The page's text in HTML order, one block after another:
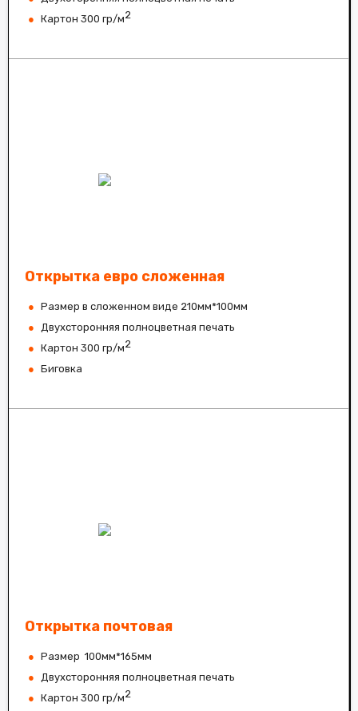
Картон 300 гр/м2
Открытка евро сложенная
Размер в сложенном виде 210мм*100мм
Двухсторонняя полноцветная печать
Картон 300 гр/м2
Биговка
Открытка почтовая
Размер 100мм*165мм
Двухсторонняя полноцветная печать
Картон 300 гр/м2